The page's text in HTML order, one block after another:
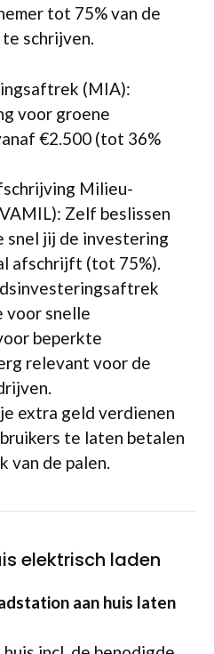
tot 75% van de
schrijven.
(MIA):
voor groene
€2.500 (tot 36%
Milieu-
Zelf beslissen
snel jij de investering
afschrijft (tot 75%).
voor snelle
beperkte
relevant voor de
extra geld verdienen
te laten betalen
van de palen.
elektrisch laden
aan huis laten